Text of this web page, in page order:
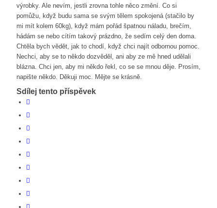
výrobky. Ale nevím, jestli zrovna tohle něco změní. Co si
pomůžu, když budu sama se svým tělem spokojená (stačilo by
mi mít kolem 60kg), když mám pořád špatnou náladu, brečím,
hádám se nebo cítím takový prázdno, že sedím celý den doma.
Chtěla bych vědět, jak to chodí, když chci najít odbornou pomoc.
Nechci, aby se to někdo dozvěděl, ani aby ze mě hned udělali
blázna. Chci jen, aby mi někdo řekl, co se se mnou děje. Prosím,
napište někdo. Děkuji moc. Mějte se krásně.
Sdílej tento příspěvek